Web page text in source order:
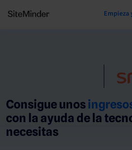
Empieza
Consigue unos
con la ayuda de la
necesitas